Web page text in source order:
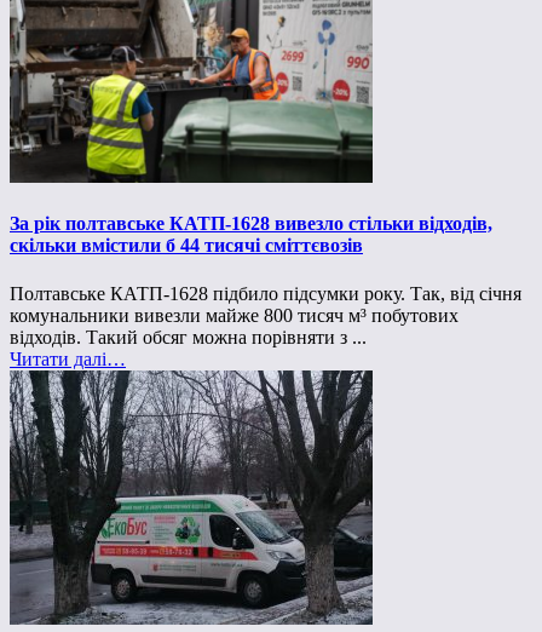
За рік полтавське КАТП-1628 вивезло стільки відходів,
скільки вмістили б 44 тисячі сміттєвозів
Полтавське КАТП-1628 підбило підсумки року. Так, від січня
комунальники вивезли майже 800 тисяч м³ побутових
відходів. Такий обсяг можна порівняти з ...
Читати далі…